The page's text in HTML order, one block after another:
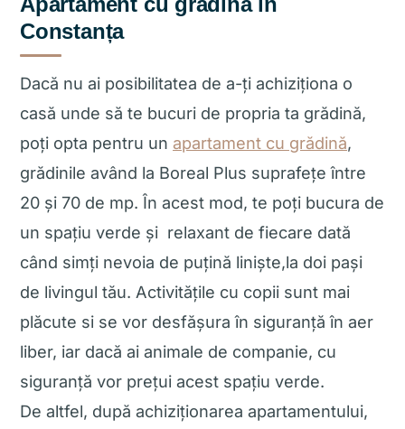
Constanța
Dacă nu ai posibilitatea de a-ți achiziționa o
casă unde să te bucuri de propria ta grădină,
poți opta pentru un apartament cu grădină,
grădinile având la Boreal Plus suprafețe între
20 și 70 de mp. În acest mod, te poți bucura de
un spațiu verde și relaxant de fiecare dată
când simți nevoia de puțină liniște,la doi pași
de livingul tău. Activitățile cu copii sunt mai
plăcute si se vor desfășura în siguranță în aer
liber, iar dacă ai animale de companie, cu
siguranță vor prețui acest spațiu verde.
De altfel, după achiziționarea apartamentului,